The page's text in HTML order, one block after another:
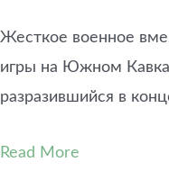
Жесткое военное
игры на Южном
разразившийся в
Read More